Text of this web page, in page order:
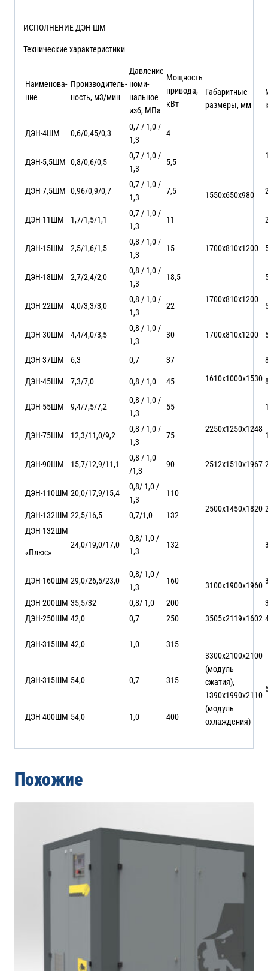
ИСПОЛНЕНИЕ ДЭН-ШМ
Технические характеристики
Наименова-
ние
Производитель-
ность, м3/мин
Давление
номи-
нальное
изб, МПа
Мощность
привода,
кВт
Габаритные
размеры, мм
ДЭН-4ШМ 0,6/0,45/0,3
0,7 / 1,0 /
1,3
4
1550х650х980
ДЭН-5,5ШМ 0,8/0,6/0,5
0,7 / 1,0 /
1,3
5,5
ДЭН-7,5ШМ 0,96/0,9/0,7
0,7 / 1,0 /
1,3
7,5
ДЭН-11ШМ 1,7/1,5/1,1
0,7 / 1,0 /
1,3
11
ДЭН-15ШМ 2,5/1,6/1,5
0,8 / 1,0 /
1,3
15 1700х810х1200
ДЭН-18ШМ 2,7/2,4/2,0
0,8 / 1,0 /
1,3
18,5
1700х810х1200
ДЭН-22ШМ 4,0/3,3/3,0
0,8 / 1,0 /
1,3
22
ДЭН-30ШМ 4,4/4,0/3,5
0,8 / 1,0 /
1,3
30 1700х810х1200
ДЭН-37ШМ 6,3 0,7
37
1610х1000х1530
ДЭН-45ШМ 7,3/7,0 0,8 / 1,0 45
ДЭН-55ШМ 9,4/7,5/7,2
0,8 / 1,0 /
1,3
55
2250х1250х1248
ДЭН-75ШМ 12,3/11,0/9,2
0,8 / 1,0 /
1,3
75
ДЭН-90ШМ 15,7/12,9/11,1
0,8 / 1,0
/1,3
90 2512х1510х1967
ДЭН-110ШМ 20,0/17,9/15,4
0,8/ 1,0 /
1,3
110
2500х1450х1820
ДЭН-132ШМ 22,5/16,5 0,7/1,0
132
ДЭН-132ШМ
«Плюс»
24,0/19,0/17,0
0,8/ 1,0 /
1,3
132
3100х1900х1960
ДЭН-160ШМ 29,0/26,5/23,0
0,8/ 1,0 /
1,3
160
ДЭН-200ШМ 35,5/32 0,8/ 1,0 200
ДЭН-250ШМ 42,0 0,7 250 3505х2119х1602
ДЭН-315ШМ 42,0 1,0
315
3300х2100х2100
(модуль
сжатия),
1390х1990х2110
(модуль
охлаждения)
ДЭН-315ШМ 54,0 0,7 315
ДЭН-400ШМ 54,0 1,0 400
Похожие